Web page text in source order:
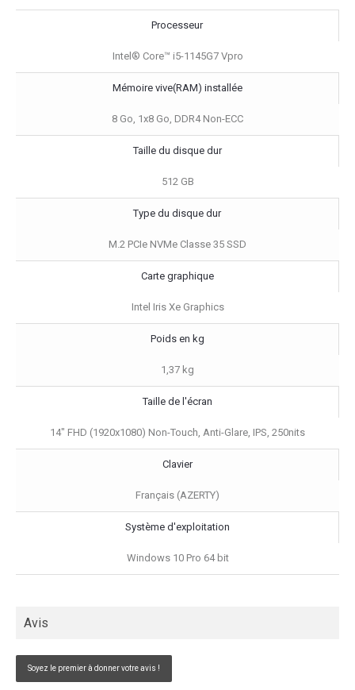
Processeur
Intel® Core™ i5-1145G7 Vpro
Mémoire vive(RAM) installée
8 Go, 1x8 Go, DDR4 Non-ECC
Taille du disque dur
512 GB
Type du disque dur
M.2 PCIe NVMe Classe 35 SSD
Carte graphique
Intel Iris Xe Graphics
Poids en kg
1,37 kg
Taille de l'écran
14" FHD (1920x1080) Non-Touch, Anti-Glare, IPS, 250nits
Clavier
Français (AZERTY)
Système d'exploitation
Windows 10 Pro 64 bit
Avis
Soyez le premier à donner votre avis !